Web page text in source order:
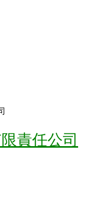
責任公司